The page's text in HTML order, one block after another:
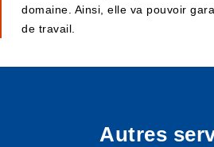
domaine. Ainsi, elle va pouvoir
de travail.
Autres